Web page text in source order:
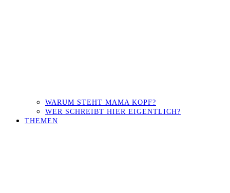
WARUM STEHT MAMA KOPF?
WER SCHREIBT HIER EIGENTLICH?
THEMEN